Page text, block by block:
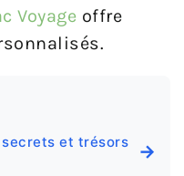
Voyage offre
et trésors
→